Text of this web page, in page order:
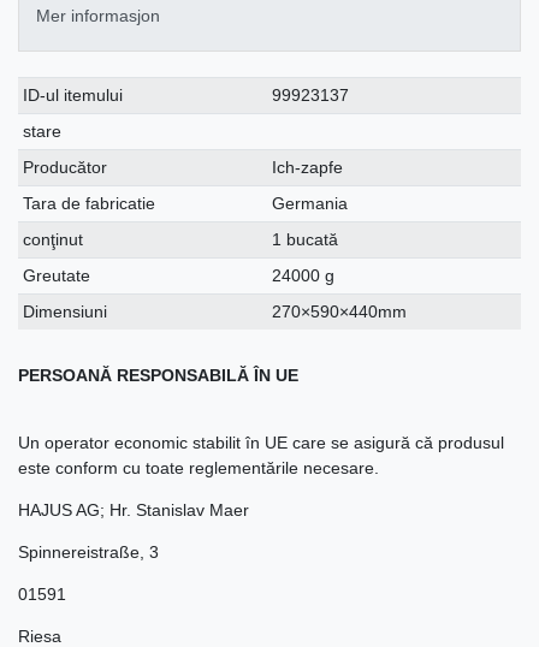
Mer informasjon
Ceres::Template.singleItemTechnicalDataAttribute
Ceres::Template.singleItemTechnicalDataValue
ID-ul itemului
99923137
stare
Producător
Ich-zapfe
Tara de fabricatie
Germania
conţinut
1 bucată
Greutate
24000 g
Dimensiuni
270×590×440mm
PERSOANĂ RESPONSABILĂ ÎN UE
Un operator economic stabilit în UE care se asigură că produsul
este conform cu toate reglementările necesare.
HAJUS AG; Hr. Stanislav Maer
Spinnereistraße 3
01591
Riesa